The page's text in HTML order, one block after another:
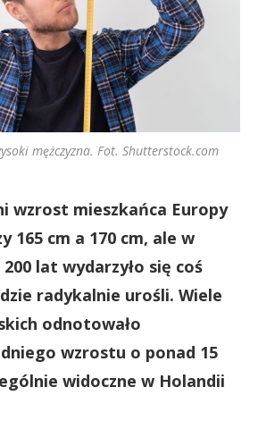
mężczyzna. Fot. Shutterstock.com
wzrost mieszkańca Europy
165 cm a 170 cm, ale w
lat wydarzyło się coś
radykalnie urośli. Wiele
odnotowało
wzrostu o ponad 15
widoczne w Holandii